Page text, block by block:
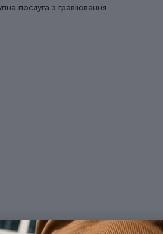
послуга з гравіювання
Відгуки 0